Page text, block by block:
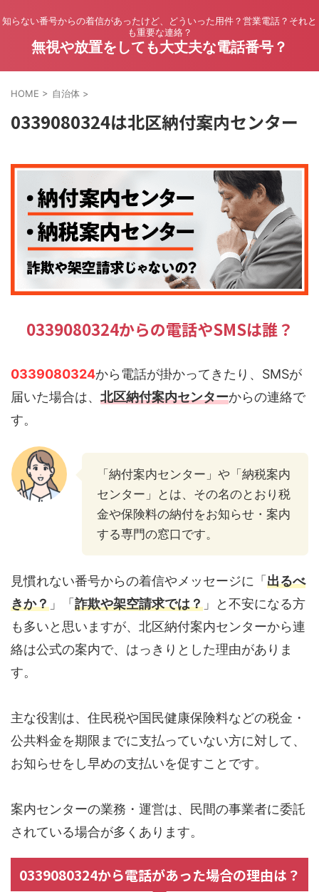
知らない番号からの着信があったけど、どういった用件？営業電話？それと
も重要な連絡？
無視や放置をしても大丈夫な電話番号？
HOME > 自治体 >
0339080324は北区納付案内センター
0339080324からの電話やSMSは誰？
0339080324から電話が掛かってきたり、SMSが
届いた場合は、 北区納付案内センターからの連絡で
す。
「納付案内センター」や「納税案内
センター」とは、その名のとおり税
金や保険料の納付をお知らせ・案内
する専門の窓口です。
見慣れない番号からの着信やメッセージに「 出るべ
きか？ 」「 詐欺や架空請求では？ 」と不安になる方
も多いと思いますが、北区納付案内センターから連
絡は公式の案内で、はっきりとした理由がありま
す。
主な役割は、住民税や国民健康保険料などの税金・
公共料金を期限までに支払っていない方に対して、
お知らせをし早めの支払いを促すことです。
案内センターの業務・運営は、民間の事業者に委託
されている場合が多くあります。
0339080324から電話があった場合の理由は？